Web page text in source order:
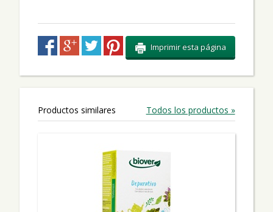
Imprimir esta página
Productos similares Todos los productos »